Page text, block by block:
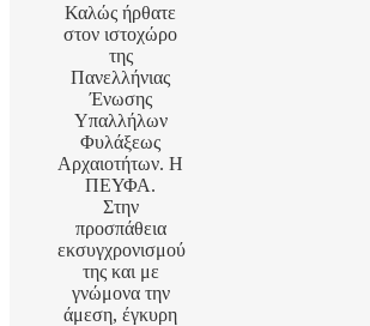
Καλώς ήρθατε
στον ιστοχώρο
της
Πανελλήνιας
Ένωσης
Υπαλλήλων
Φυλάξεως
Αρχαιοτήτων. Η
ΠΕΥΦΑ.
Στην
προσπάθεια
εκσυγχρονισμού
της και με
γνώμονα την
άμεση, έγκυρη